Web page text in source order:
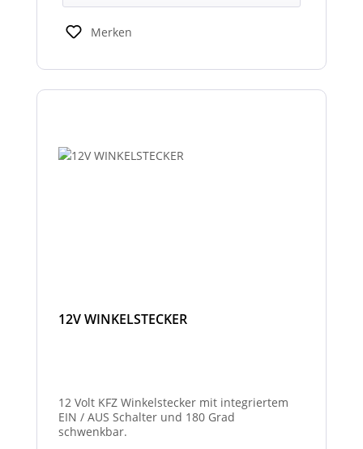
Merken
12V WINKELSTECKER
12 Volt KFZ Winkelstecker mit integriertem
EIN / AUS Schalter und 180 Grad
schwenkbar.